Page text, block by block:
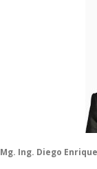
Mg. Ing. Diego